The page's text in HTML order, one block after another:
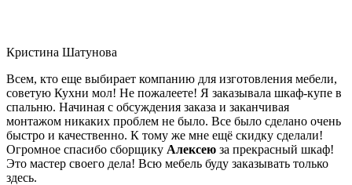
Кристина Шатунова
Всем, кто еще выбирает компанию для изготовления мебели,
советую Кухни мол! Не пожалеете! Я заказывала шкаф-купе в
спальню. Начиная с обсуждения заказа и заканчивая
монтажом никаких проблем не было. Все было сделано очень
быстро и качественно. К тому же мне ещё скидку сделали!
Огромное спасибо сборщику Алексею за прекрасный шкаф!
Это мастер своего дела! Всю мебель буду заказывать только
здесь.